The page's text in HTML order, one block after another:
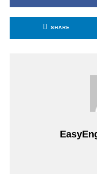
SHARE